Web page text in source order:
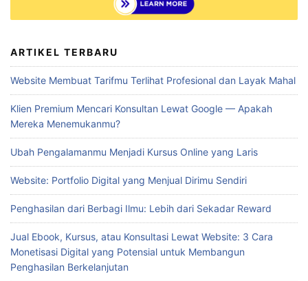
ARTIKEL TERBARU
Website Membuat Tarifmu Terlihat Profesional dan Layak Mahal
Klien Premium Mencari Konsultan Lewat Google — Apakah
Mereka Menemukanmu?
Ubah Pengalamanmu Menjadi Kursus Online yang Laris
Website: Portfolio Digital yang Menjual Dirimu Sendiri
Penghasilan dari Berbagi Ilmu: Lebih dari Sekadar Reward
Jual Ebook, Kursus, atau Konsultasi Lewat Website: 3 Cara
Monetisasi Digital yang Potensial untuk Membangun
Penghasilan Berkelanjutan